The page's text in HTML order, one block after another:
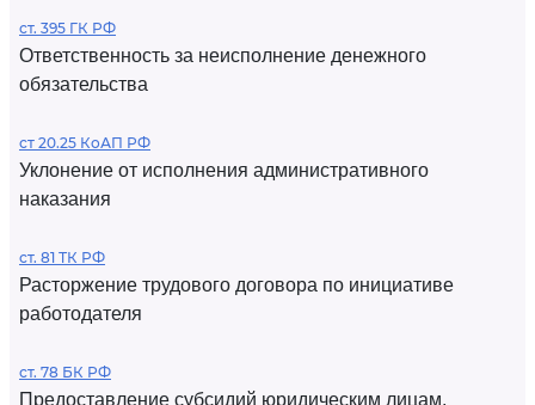
ст. 395 ГК РФ
Ответственность за неисполнение денежного
обязательства
ст 20.25 КоАП РФ
Уклонение от исполнения административного
наказания
ст. 81 ТК РФ
Расторжение трудового договора по инициативе
работодателя
ст. 78 БК РФ
Предоставление субсидий юридическим лицам,